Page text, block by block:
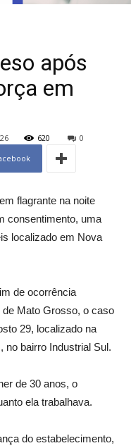
após
em
620
0
flagrante na noite
consentimento, uma
localizado em Nova
de ocorrência
Mato Grosso, o caso
29, localizado na
no bairro Industrial Sul.
de 30 anos, o
ela trabalhava.
do estabelecimento,